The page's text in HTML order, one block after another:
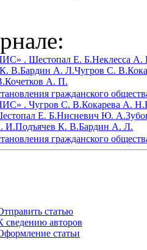
. Шестопал Е. Б.Неклесса А.
В.Бардин А. Л.Чугров С. В.
Кочетков А. П.
гражданского
. Чугров С. В.Кокарева А. Н.
Е. Б.Нисневич Ю. А.
И.Подъячев К. В.Бардин А. Л.
гражданского
статью
сведению авторов
статьи